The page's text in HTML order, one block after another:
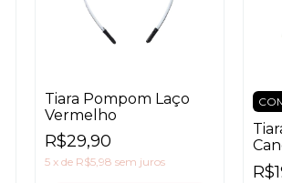
Tiara Pompom Laço
Vermelho
R$29,90
5 x de R$5,98 sem juros